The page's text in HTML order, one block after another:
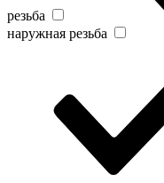
резьба
наружная резьба